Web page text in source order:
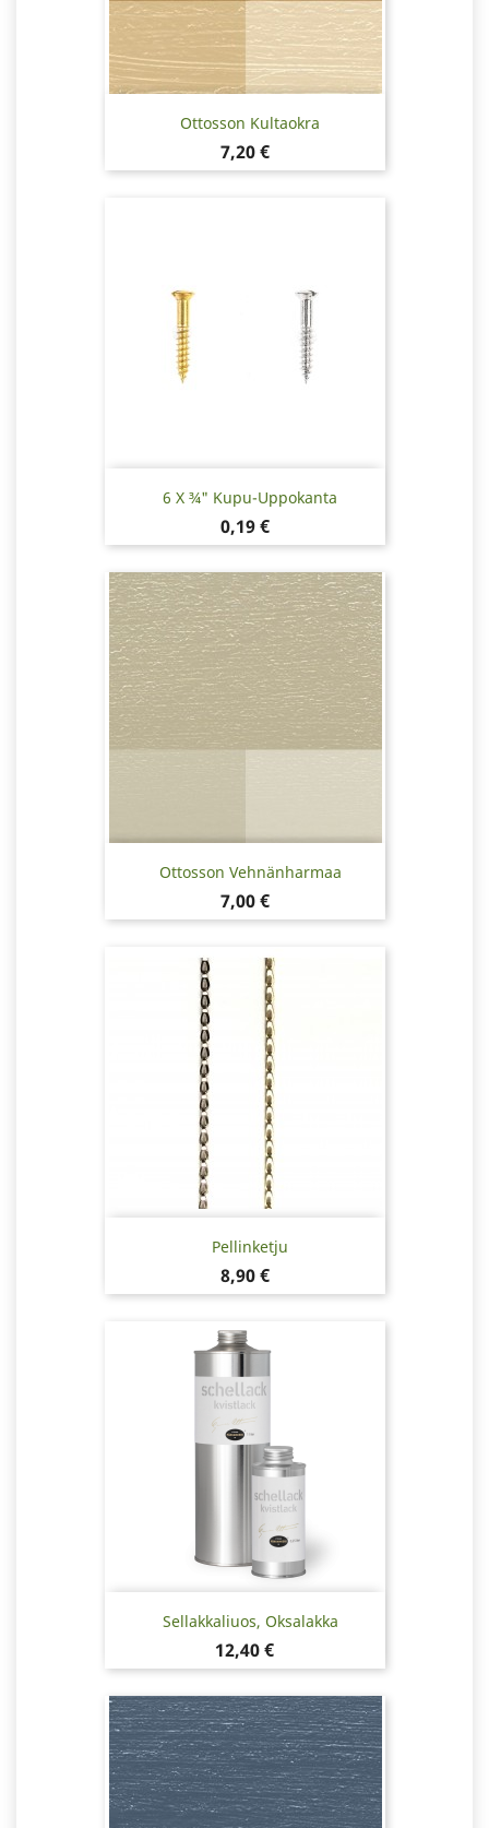
Ottosson Kultaokra
Hinta
7,20 €
6 X ¾" Kupu-Uppokanta
Hinta
0,19 €
Ottosson Vehnänharmaa
Hinta
7,00 €
Pellinketju
Hinta
8,90 €
Sellakkaliuos, Oksalakka
Hinta
12,40 €